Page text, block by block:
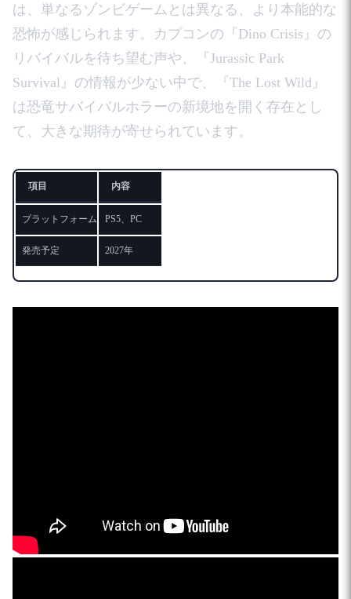
は、単なるゾンビゲームとは異なる、より本能的な
恐怖が感じられます。カプコンの『Dino Crisis』の
リバイバルを待ち望む声や、『Jurassic Park
Survival』の情報が少ない中で、『The Lost Wild』
は恐竜サバイバルホラーの新境地を開く存在とし
て、大きな期待が寄せられています。
項目 内容
プラットフォーム PS5、PC
発売予定 2027年